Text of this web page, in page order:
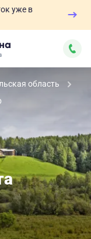
уже в
область